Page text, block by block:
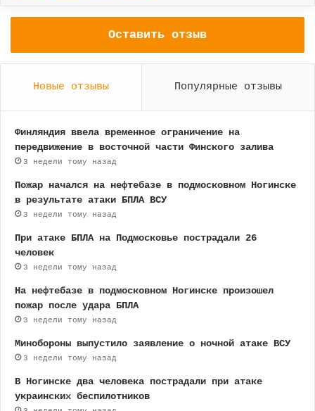
Оставить отзыв
Новые отзывы Популярные отзывы
Финляндия ввела временное ограничение на
передвижение в восточной части Финского залива
3 недели тому назад
Пожар начался на нефтебазе в подмосковном Ногинске
в результате атаки БПЛА ВСУ
3 недели тому назад
При атаке БПЛА на Подмосковье пострадали 26
человек
3 недели тому назад
На нефтебазе в подмосковном Ногинске произошел
пожар после удара БПЛА
3 недели тому назад
Минобороны выпустило заявление о ночной атаке ВСУ
3 недели тому назад
В Ногинске два человека пострадали при атаке
украинских беспилотников